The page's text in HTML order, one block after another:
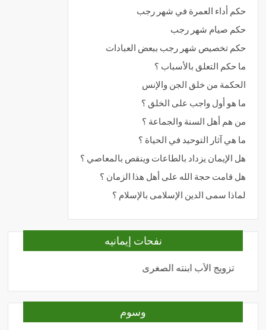
حكم أداء العمرة في شهر رجب
حكم صيام شهر رجب
حكم تخصيص شهر رجب ببعض العبادات
ما حكم التعلق بالأسباب ؟
الحكمة من خلق الجن والإنس
ما هو أول واجب على الخلق ؟
من هم أهل السنة والجماعة ؟
ما هي آثار التوحيد في الحياة ؟
هل الإيمان يزداد بالطاعات وينقص بالمعاصي ؟
هل قامت حجة الله على أهل هذا الزمان ؟
لماذا سمى الدين الإسلامى بالإسلام ؟
نفحات إيمانيه
تزويج الأب ابنته الصغرى
وسوم